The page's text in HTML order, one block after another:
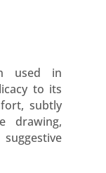
used in
to its
subtly
drawing,